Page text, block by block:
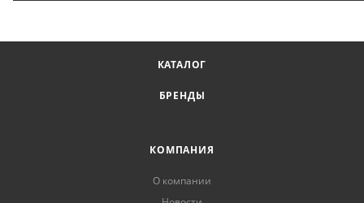
КАТАЛОГ
БРЕНДЫ
КОМПАНИЯ
О компании